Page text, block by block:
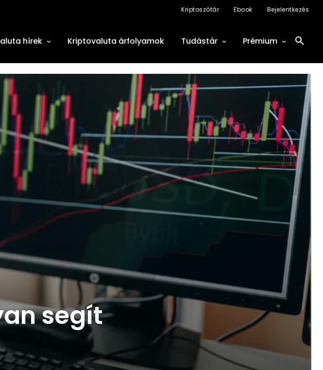
Kriptoszótár Ebook Bejelentkezés
hírek Kriptovaluta árfolyamok Tudástár Prémium
segít